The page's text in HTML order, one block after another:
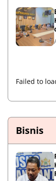
Failed to
Bisnis